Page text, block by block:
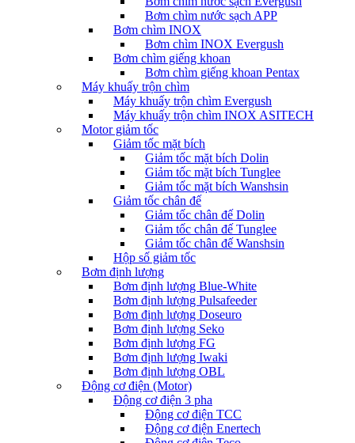
Bơm chìm nước sạch APP
Bơm chìm INOX
Bơm chìm INOX Evergush
Bơm chìm giếng khoan
Bơm chìm giếng khoan Pentax
Máy khuấy trộn chìm
Máy khuấy trộn chìm Evergush
Máy khuấy trộn chìm INOX ASITECH
Motor giảm tốc
Giảm tốc mặt bích
Giảm tốc mặt bích Dolin
Giảm tốc mặt bích Tunglee
Giảm tốc mặt bích Wanshsin
Giảm tốc chân đế
Giảm tốc chân đế Dolin
Giảm tốc chân đế Tunglee
Giảm tốc chân đế Wanshsin
Hộp số giảm tốc
Bơm định lượng
Bơm định lượng Blue-White
Bơm định lượng Pulsafeeder
Bơm định lượng Doseuro
Bơm định lượng Seko
Bơm định lượng FG
Bơm định lượng Iwaki
Bơm định lượng OBL
Động cơ điện (Motor)
Động cơ điện 3 pha
Động cơ điện TCC
Động cơ điện Enertech